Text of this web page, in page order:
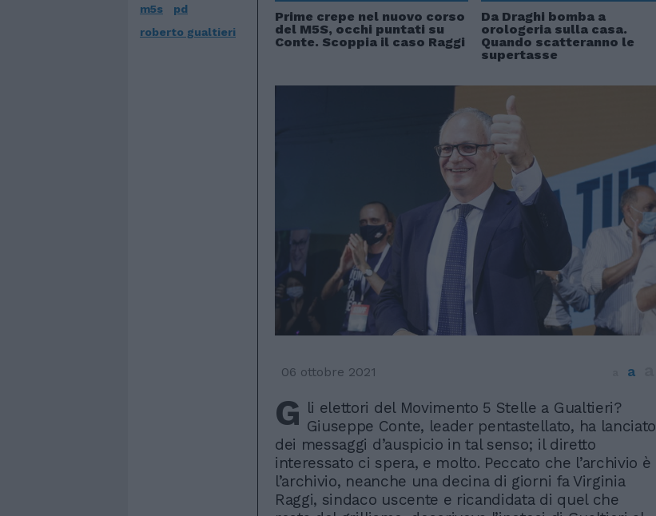
m5s
pd
roberto gualtieri
Prime crepe nel nuovo corso
del M5S, occhi puntati su
Conte. Scoppia il caso Raggi
Da Draghi bomba a
orologeria sulla casa.
Quando scatteranno le
supertasse
06 ottobre 2021 a
G li elettori del Movimento 5 Stelle a Gualtieri?
Giuseppe Conte, leader pentastellato, ha lanciato
dei messaggi d’auspicio in tal senso; il diretto
interessato ci spera, e molto. Peccato che l’archivio è
l’archivio, neanche una decina di giorni fa Virginia
Raggi, sindaco uscente e ricandidata di quel che